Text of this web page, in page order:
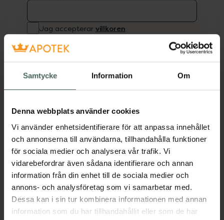
Samtycke Information Om
Denna webbplats använder cookies
Vi använder enhetsidentifierare för att anpassa innehållet
och annonserna till användarna, tillhandahålla funktioner
för sociala medier och analysera vår trafik. Vi
vidarebefordrar även sådana identifierare och annan
information från din enhet till de sociala medier och
annons- och analysföretag som vi samarbetar med.
Dessa kan i sin tur kombinera informationen med annan
information som du har tillhandahållit eller som de har
Jag accepterar villkoren
Aktuella erbjudanden
Beskrivning
Fodral brunt litet mjukt att förvara mindre
glasögon i.
Jämförpris 35 kr /st
EAN:07318836514282
Kategorier: